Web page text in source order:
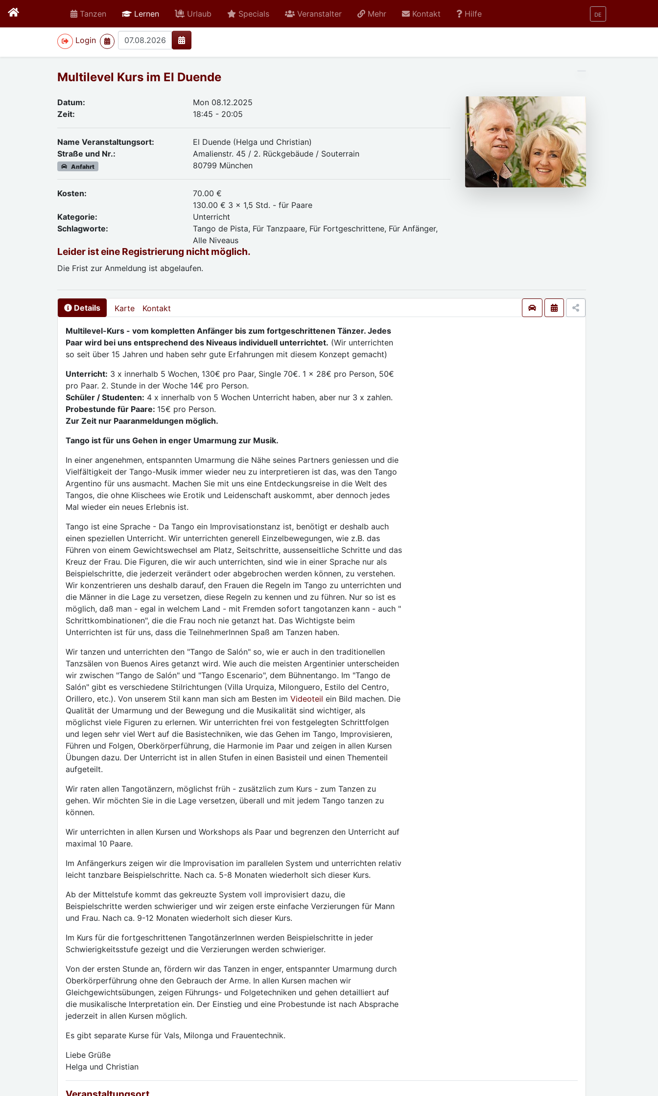
Tanzen Lernenactive Urlaub Specials Veranstalter Mehr Kontakt Hilfe DE
Login
>
Multilevel Kurs im El Duende
Datum:
Mon 08.12.2025
Zeit:
18:45 - 20:05
Name Veranstaltungsort:
El Duende (Helga und Christian)
Straße und Nr.:
Anfahrt
Amalienstr. 45 / 2. Rückgebäude / Souterrain
80799 München
Kosten:
70.00 €
130.00 € 3 x 1,5 Std. - für Paare
Kategorie:
Unterricht
Schlagworte:
Tango de Pista, Für Tanzpaare, Für Fortgeschrittene, Für Anfänger,
Alle Niveaus
Leider ist eine Registrierung nicht möglich.
Die Frist zur Anmeldung ist abgelaufen.
Details Karte Kontakt
Multilevel-Kurs - vom kompletten Anfänger bis zum fortgeschrittenen Tänzer. Jedes
Paar wird bei uns entsprechend des Niveaus individuell unterrichtet. (Wir unterrichten
so seit über 15 Jahren und haben sehr gute Erfahrungen mit diesem Konzept gemacht)
Unterricht: 3 x innerhalb 5 Wochen, 130€ pro Paar, Single 70€. 1 x 28€ pro Person, 50€
pro Paar. 2. Stunde in der Woche 14€ pro Person.
Schüler / Studenten: 4 x innerhalb von 5 Wochen Unterricht haben, aber nur 3 x zahlen.
Probestunde für Paare: 15€ pro Person.
Zur Zeit nur Paaranmeldungen möglich.
Tango ist für uns Gehen in enger Umarmung zur Musik.
In einer angenehmen, entspannten Umarmung die Nähe seines Partners geniessen und die
Vielfältigkeit der Tango-Musik immer wieder neu zu interpretieren ist das, was den Tango
Argentino für uns ausmacht. Machen Sie mit uns eine Entdeckungsreise in die Welt des
Tangos, die ohne Klischees wie Erotik und Leidenschaft auskommt, aber dennoch jedes
Mal wieder ein neues Erlebnis ist.
Tango ist eine Sprache - Da Tango ein Improvisationstanz ist, benötigt er deshalb auch
einen speziellen Unterricht. Wir unterrichten generell Einzelbewegungen, wie z.B. das
Führen von einem Gewichtswechsel am Platz, Seitschritte, aussenseitliche Schritte und das
Kreuz der Frau. Die Figuren, die wir auch unterrichten, sind wie in einer Sprache nur als
Beispielschritte, die jederzeit verändert oder abgebrochen werden können, zu verstehen.
Wir konzentrieren uns deshalb darauf, den Frauen die Regeln im Tango zu unterrichten und
die Männer in die Lage zu versetzen, diese Regeln zu kennen und zu führen. Nur so ist es
möglich, daß man - egal in welchem Land - mit Fremden sofort tangotanzen kann - auch "
Schrittkombinationen", die die Frau noch nie getanzt hat. Das Wichtigste beim
Unterrichten ist für uns, dass die TeilnehmerInnen Spaß am Tanzen haben.
Wir tanzen und unterrichten den "Tango de Salón" so, wie er auch in den traditionellen
Tanzsälen von Buenos Aires getanzt wird. Wie auch die meisten Argentinier unterscheiden
wir zwischen "Tango de Salón" und "Tango Escenario", dem Bühnentango. Im "Tango de
Salón" gibt es verschiedene Stilrichtungen (Villa Urquiza, Milonguero, Estilo del Centro,
Orillero, etc.). Von unserem Stil kann man sich am Besten im Videoteil ein Bild machen. Die
Qualität der Umarmung und der Bewegung und die Musikalität sind wichtiger, als
möglichst viele Figuren zu erlernen. Wir unterrichten frei von festgelegten Schrittfolgen
und legen sehr viel Wert auf die Basistechniken, wie das Gehen im Tango, Improvisieren,
Führen und Folgen, Oberkörperführung, die Harmonie im Paar und zeigen in allen Kursen
Übungen dazu. Der Unterricht ist in allen Stufen in einen Basisteil und einen Thementeil
aufgeteilt.
Wir raten allen Tangotänzern, möglichst früh - zusätzlich zum Kurs - zum Tanzen zu
gehen. Wir möchten Sie in die Lage versetzen, überall und mit jedem Tango tanzen zu
können.
Wir unterrichten in allen Kursen und Workshops als Paar und begrenzen den Unterricht auf
maximal 10 Paare.
Im Anfängerkurs zeigen wir die Improvisation im parallelen System und unterrichten relativ
leicht tanzbare Beispielschritte. Nach ca. 5-8 Monaten wiederholt sich dieser Kurs.
Ab der Mittelstufe kommt das gekreuzte System voll improvisiert dazu, die
Beispielschritte werden schwieriger und wir zeigen erste einfache Verzierungen für Mann
und Frau. Nach ca. 9-12 Monaten wiederholt sich dieser Kurs.
Im Kurs für die fortgeschrittenen TangotänzerInnen werden Beispielschritte in jeder
Schwierigkeitsstufe gezeigt und die Verzierungen werden schwieriger.
Von der ersten Stunde an, fördern wir das Tanzen in enger, entspannter Umarmung durch
Oberkörperführung ohne den Gebrauch der Arme. In allen Kursen machen wir
Gleichgewichtsübungen, zeigen Führungs- und Folgetechniken und gehen detailliert auf
die musikalische Interpretation ein. Der Einstieg und eine Probestunde ist nach Absprache
jederzeit in allen Kursen möglich.
Es gibt separate Kurse für Vals, Milonga und Frauentechnik.
Liebe Grüße
Helga und Christian